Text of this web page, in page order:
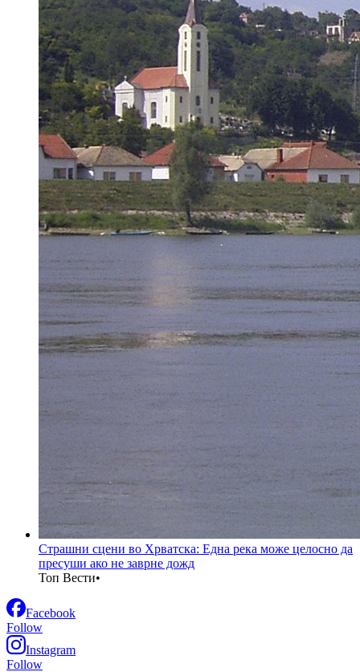
Страшни сцени во Хрватска: Една река може целосно да
пресуши ако не заврне дожд
Топ Вести•
Facebook
Follow
Instagram
Follow